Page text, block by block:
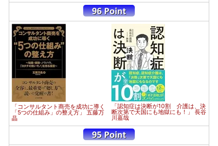
「コンサルタント商売を成功に導く
「5つの仕組み」の整え方」 五藤万
晶
「認知症は決断が10割 介護は、決
断次第で天国にも地獄にも！」 長谷
川嘉哉